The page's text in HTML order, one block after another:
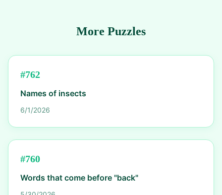
More Puzzles
#762
Names of insects
6/1/2026
#760
Words that come before "back"